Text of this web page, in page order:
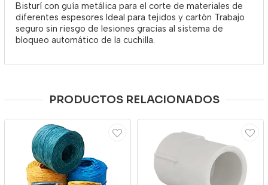
Bisturí con guía metálica para el corte de materiales de
diferentes espesores Ideal para tejidos y cartón Trabajo
seguro sin riesgo de lesiones gracias al sistema de
bloqueo automático de la cuchilla.
PRODUCTOS RELACIONADOS